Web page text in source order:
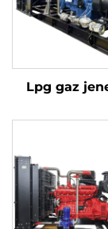
Lpg gaz